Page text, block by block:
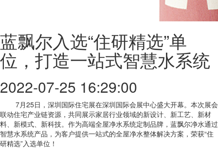
蓝飘尔入选“住研精选”单
位，打造一站式智慧水系统
2022-07-25 16:29:00
7月25日，深圳国际住宅展在深圳国际会展中心盛大开幕。本次展会
联动住宅产业链资源，共同展示家居行业领域的新设计、新工艺、新材
料、新模式、新科技。作为高端全屋净水系统定制品牌，蓝飘尔净水通过
智慧水系统产品，为客户提供一站式的全屋净水整体解决方案，荣获“住
研精选”入选单位！